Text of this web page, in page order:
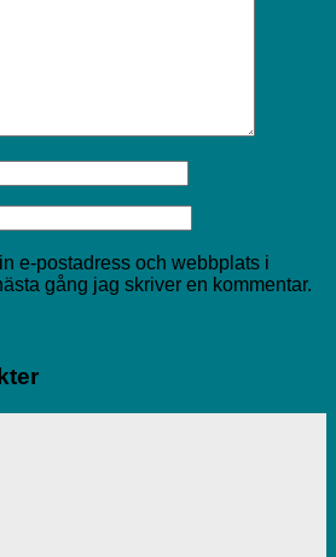
e-postadress och webbplats i
gång jag skriver en kommentar.